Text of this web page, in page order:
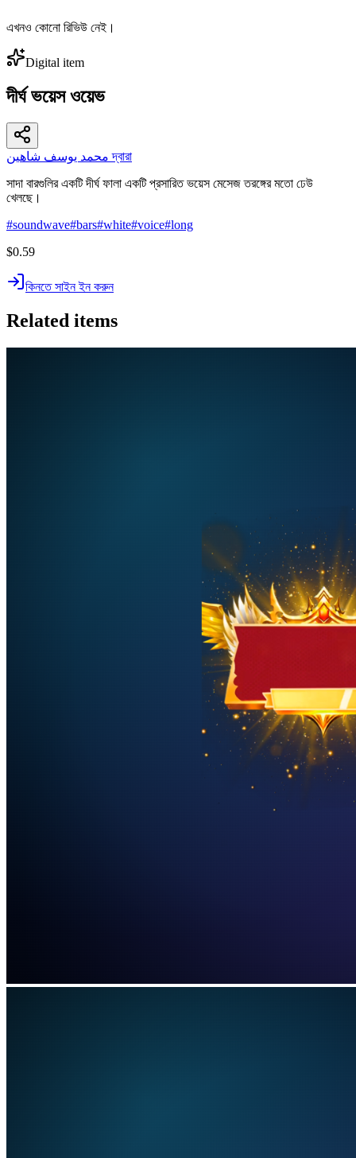
এখনও কোনো রিভিউ নেই।
Digital item
দীর্ঘ ভয়েস ওয়েভ
محمد يوسف شاهين দ্বারা
সাদা বারগুলির একটি দীর্ঘ ফালা একটি প্রসারিত ভয়েস মেসেজ তরঙ্গের মতো ঢেউ
খেলছে।
#soundwave#bars#white#voice#long
$0.59
কিনতে সাইন ইন করুন
Related items